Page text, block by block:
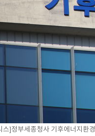
서비스 장애 발생…"원인 파악
상으로 미상 발사체 발사"
더위…한밤 열대야도 계속[내일
구 3연전도 폭염 취소…11일
관측 배경엔 美의 대한국 무역적
풍' 축구협회…초유의 압수수색
여름 최고치 경신…영등포 순간
검 추가 압수수색…내란 중요임
회복…0.26% 오른 801.67 마
포인트(4.58%) 내린
스]정부세종청사 기후에너지환